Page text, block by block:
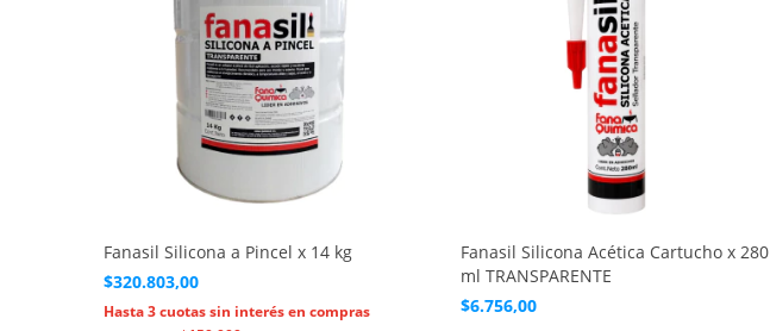
Fanasil Silicona a Pincel x 14 kg
$320.803,00
Fanasil Silicona Acética Cartucho x 280
ml TRANSPARENTE
$6.756,00